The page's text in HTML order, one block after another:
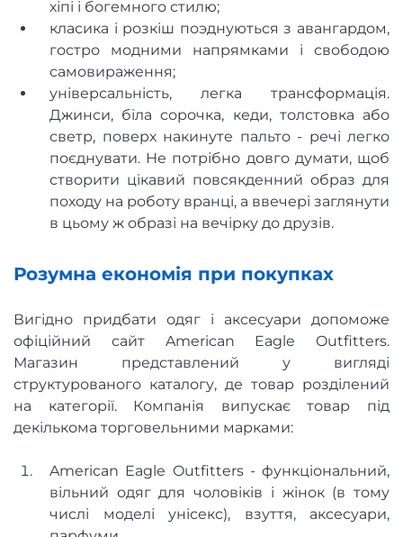
хіпі і богемного стилю;
класика і розкіш поэднуються з авангардом,
гостро модними напрямками і свободою
самовираження;
універсальність, легка трансформація.
Джинси, біла сорочка, кеди, толстовка або
светр, поверх накинуте пальто - речі легко
поєднувати. Не потрібно довго думати, щоб
створити цікавий повсякденний образ для
походу на роботу вранці, а ввечері заглянути
в цьому ж образі на вечірку до друзів.
Розумна економія при покупках
Вигідно придбати одяг і аксесуари допоможе
офіційний сайт American Eagle Outfitters.
Магазин представлений у вигляді
структурованого каталогу, де товар розділений
на категорії. Компанія випускає товар під
декількома торговельними марками:
American Eagle Outfitters - функціональний,
вільний одяг для чоловіків і жінок (в тому
числі моделі унісекс), взуття, аксесуари,